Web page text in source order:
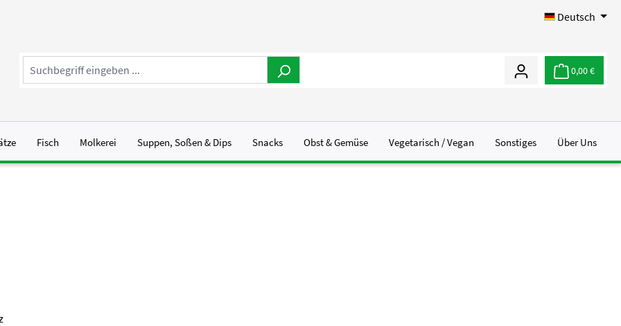
Deutsch
0,00 €
Fisch Molkerei Suppen, Soßen & Dips Snacks Obst & Gemüse Vegetarisch / Vegan Sonstiges Über Uns